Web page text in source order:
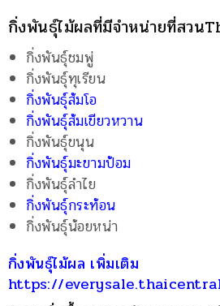
กิ่งพันธุ์ไม้ผลที่มีจำหน่ายที่สวน
กิ่งพันธุ์ชมพู่
กิ่งพันธุ์ทุเรียน
กิ่งพันธุ์ส้มโอ
กิ่งพันธุ์ส้มเขียวหวาน
กิ่งพันธุ์ขนุน
กิ่งพันธุ์มะขามป้อม
กิ่งพันธุ์ลำไย
กิ่งพันธุ์กระท้อน
กิ่งพันธุ์น้อยหน่า
กิ่งพันธุ์ไม้ผล เพิ่มเติม
https://